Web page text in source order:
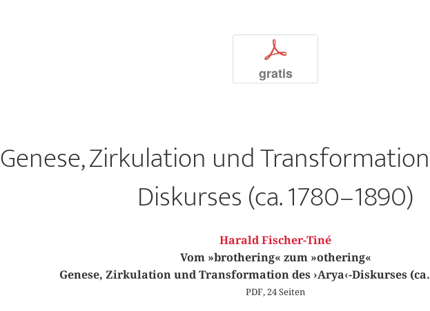
p
gratis
Genese, Zirkulation und Transformation
Diskurses (ca. 1780–1890)
Harald Fischer-Tiné
Vom »brothering« zum »othering«
Genese, Zirkulation und Transformation des ›Arya‹-Diskurses (ca.
PDF, 24 Seiten